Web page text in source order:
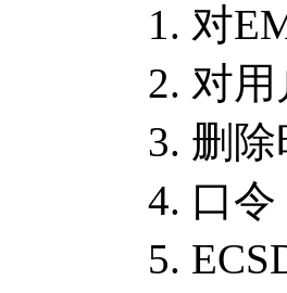
1. 对
2. 对用户
3. 删除时
4. 口令（
5. ECSD/